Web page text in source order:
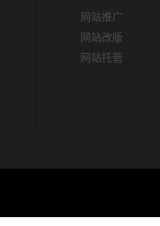
网站推广
网站改版
网站托管